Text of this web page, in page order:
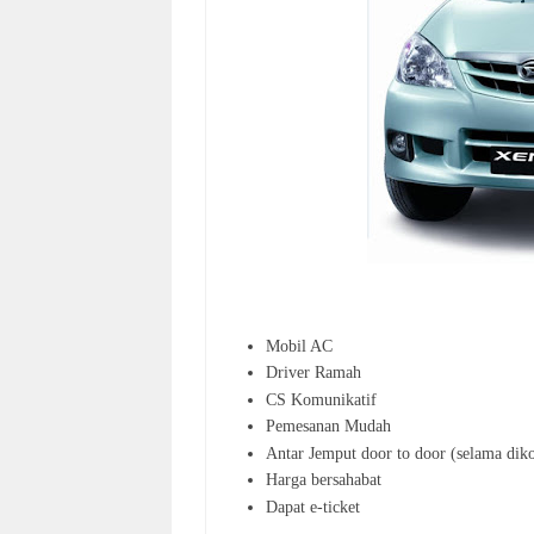
Mobil AC
Driver Ramah
CS Komunikatif
Pemesanan Mudah
Antar Jemput door to door (selama
Harga bersahabat
Dapat e-ticket